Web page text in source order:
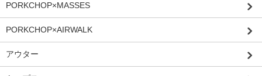
PORKCHOP×MASSES
PORKCHOP×AIRWALK
アウター